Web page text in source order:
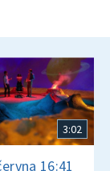
3:02
16:41